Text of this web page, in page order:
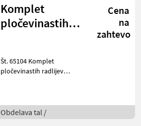
Komplet
pločevinastih
Cena
na
zahtevo
Št. 65104 Komplet
pločevinastih radlijev
DuraMaxx W 40 desno
vključno z deljenim rezilom
Obdelava tal /